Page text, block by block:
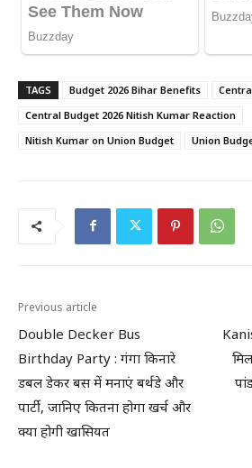
TAGS Budget 2026 Bihar Benefits
Central Budget 2026 Nitish Kumar Reaction
Nitish Kumar on Union Budget
Union
Previous article
Double Decker Bus
Birthday Party : गंगा किनारे
डबल डेकर बस में मनाएं बर्थडे और
पार्टी, जानिए कितना होगा खर्च और
क्या होगी खासियत